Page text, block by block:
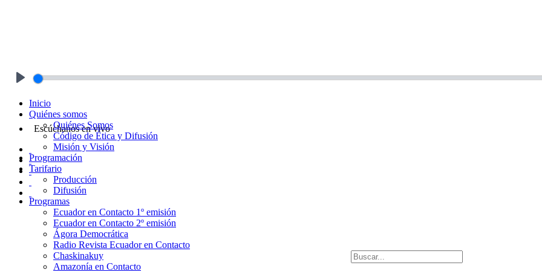
Escúchanos en vivo
Inicio
Quiénes somos
Quiénes Somos
Código de Ética y Difusión
Misión y Visión
Programación
Tarifario
Producción
Difusión
Programas
Ecuador en Contacto 1º emisión
Ecuador en Contacto 2º emisión
Ágora Democrática
Radio Revista Ecuador en Contacto
Chaskinakuy
Amazonía en Contacto